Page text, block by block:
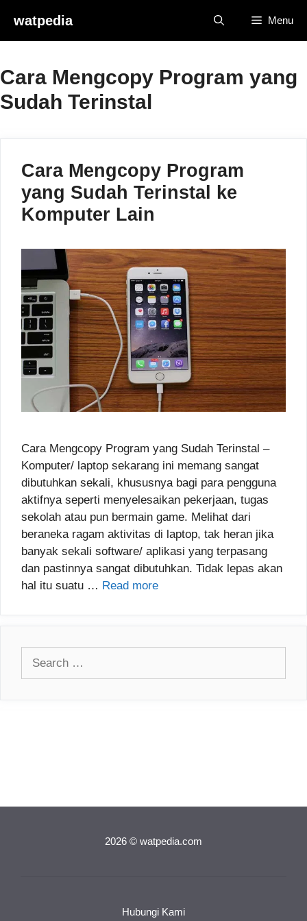
content
watpedia Menu
Cara Mengcopy Program yang
Sudah Terinstal
Cara Mengcopy Program
yang Sudah Terinstal ke
Komputer Lain
Cara Mengcopy Program yang Sudah Terinstal –
Komputer/ laptop sekarang ini memang sangat
dibutuhkan sekali, khususnya bagi para pengguna
aktifnya seperti menyelesaikan pekerjaan, tugas
sekolah atau pun bermain game. Melihat dari
beraneka ragam aktivitas di laptop, tak heran jika
banyak sekali software/ aplikasi yang terpasang
dan pastinnya sangat dibutuhkan. Tidak lepas akan
hal itu suatu … Read more
2026 © watpedia.com
Hubungi Kami